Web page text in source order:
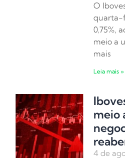
O
quarta-
0,75%,
meio a
mais
Leia mais »
meio
4 de